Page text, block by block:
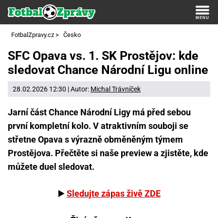
FotbalZpravy.cz > Česko
SFC Opava vs. 1. SK Prostějov: kde
sledovat Chance Národní Ligu online
28.02.2026 12:30 | Autor: Michal Trávníček
Jarní část Chance Národní Ligy má před sebou
první kompletní kolo. V atraktivním souboji se
střetne Opava s výrazně obměněným týmem
Prostějova. Přečtěte si naše preview a zjistěte, kde
můžete duel sledovat.
▶️Sledujte zápas živě ZDE